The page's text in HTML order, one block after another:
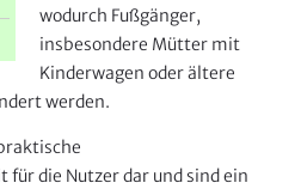
wodurch Fußgänger,
insbesondere Mütter mit
Kinderwagen oder ältere
werden.
die Nutzer dar und sind ein